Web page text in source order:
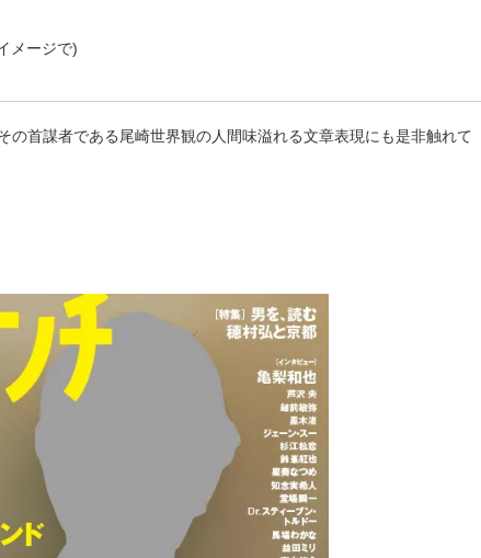
メージで)
の首謀者である尾崎世界観の人間味溢れる文章表現にも是非触れて